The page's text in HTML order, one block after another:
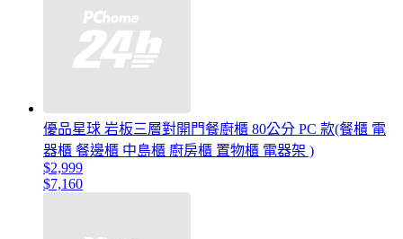
優品星球 岩板三層對開門餐廚櫃 80公分 PC 款(餐櫃 電
器櫃 餐邊櫃 中島櫃 廚房櫃 置物櫃 電器架 )
$2,999
$7,160